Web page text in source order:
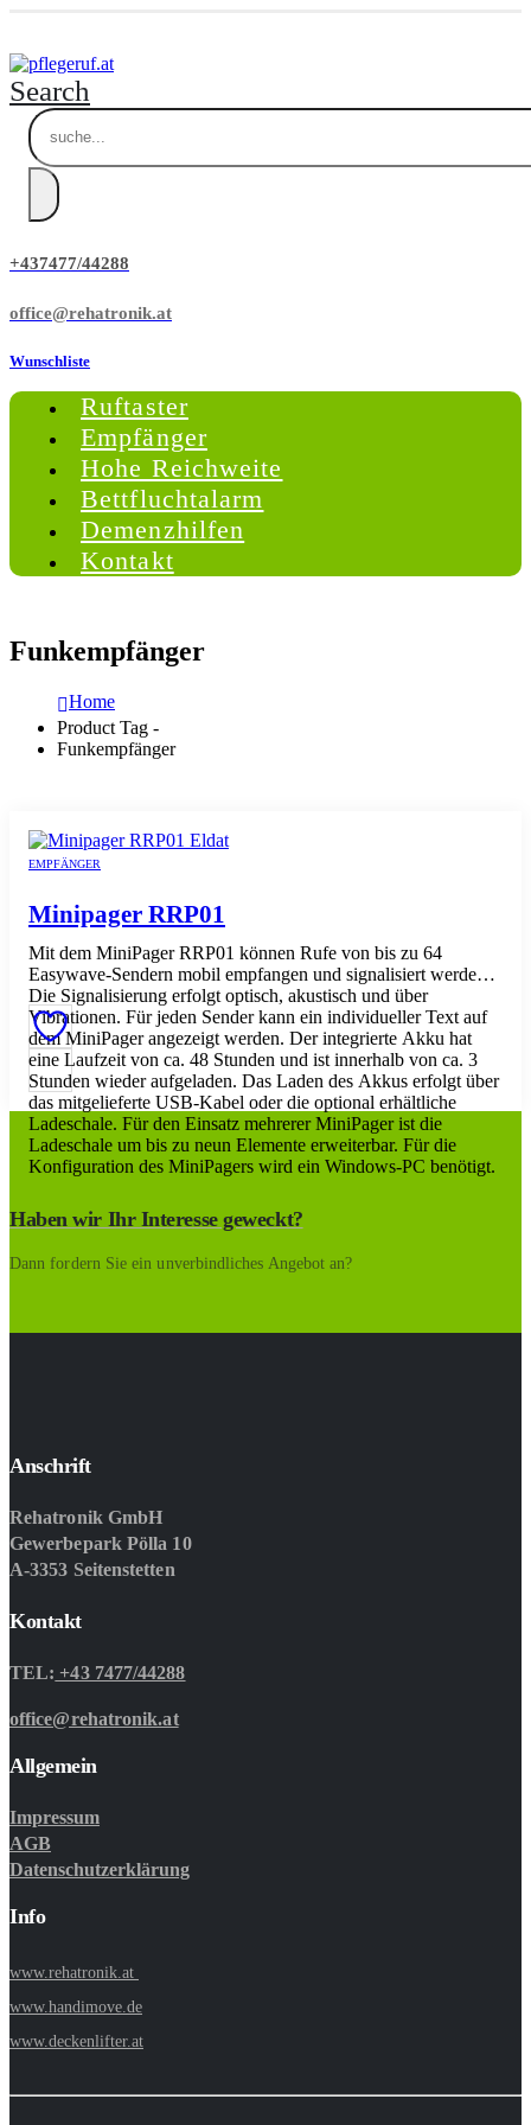
Search
+437477/44288
office@rehatronik.at
Wunschliste
Ruftaster
Empfänger
Hohe Reichweite
Bettfluchtalarm
Demenzhilfen
Kontakt
Funkempfänger
Home
Product Tag -
Funkempfänger
EMPFÄNGER
Minipager RRP01
Mit dem MiniPager RRP01 können Rufe von bis zu 64
Easywave-Sendern mobil empfangen und signalisiert werden.
Die Signalisierung erfolgt optisch, akustisch und über
Vibrationen. Für jeden Sender kann ein individueller Text auf
dem MiniPager angezeigt werden. Der integrierte Akku hat
eine Laufzeit von ca. 48 Stunden und ist innerhalb von ca. 3
Stunden wieder aufgeladen. Das Laden des Akkus erfolgt über
das mitgelieferte USB-Kabel oder die optional erhältliche
Ladeschale. Für den Einsatz mehrerer MiniPager ist die
Ladeschale um bis zu neun Elemente erweiterbar. Für die
Konfiguration des MiniPagers wird ein Windows-PC benötigt.
Haben wir Ihr Interesse geweckt?
Dann fordern Sie ein unverbindliches Angebot an?
Anschrift
Rehatronik GmbH
Gewerbepark Pölla 10
A-3353 Seitenstetten
Kontakt
TEL: +43 7477/44288
office@rehatronik.at
Allgemein
Impressum
AGB
Datenschutzerklärung
Info
www.rehatronik.at
www.handimove.de
www.deckenlifter.at